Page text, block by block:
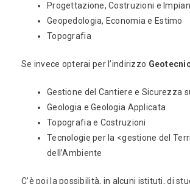
Progettazione, Costruzioni e
Geopedologia, Economia e Estimo
Topografia
Se invece opterai per l’indirizzo
Gestione del Cantiere e Sicurezza
Geologia e Geologia Applicata
Topografia e Costruzioni
Tecnologie per la <gestione del
dell’Ambiente
C’è poi la possibilità, in alcuni istituti, di